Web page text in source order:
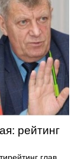
рейтинг